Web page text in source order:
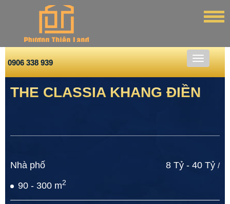
0906 338 939
THE CLASSIA KHANG ĐIỀN
Nhà phố 8 Tỷ - 40 Tỷ /
90 - 300 m2